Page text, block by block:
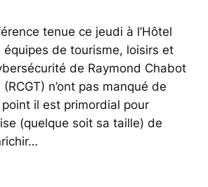
tenue ce jeudi à l’Hôtel
équipes de tourisme, loisirs et
de Raymond Chabot
n’ont pas manqué de
il est primordial pour
(quelque soit sa taille) de